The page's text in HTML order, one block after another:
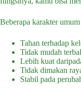
Beberapa karakter
Tahan terhadap
Tidak mudah
Lebih kuat
Tidak dimakan
Stabil pada